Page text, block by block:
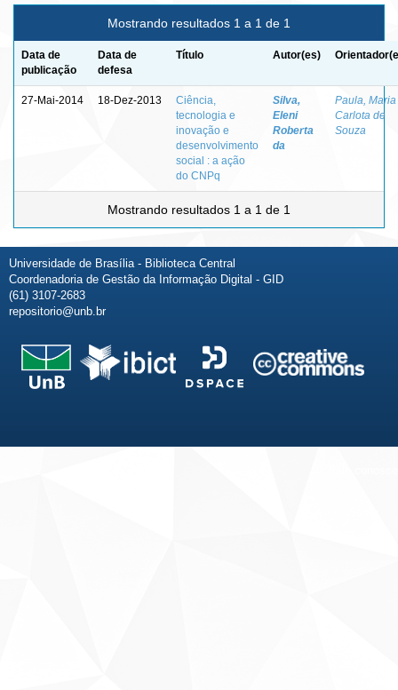
Mostrando resultados 1 a 1 de 1
Data de
publicação
Data de
defesa
Título Autor(es)
27-Mai-2014 18-Dez-2013
Ciência,
tecnologia e
inovação e
desenvolvimento
social : a ação
do CNPq
Silva,
Eleni
Roberta
da
Paula, Maria
Carlota de
Souza
Mostrando resultados 1 a 1 de 1
Universidade de Brasília - Biblioteca Central
Coordenadoria de Gestão da Informação Digital - GID
(61) 3107-2683
repositorio@unb.br